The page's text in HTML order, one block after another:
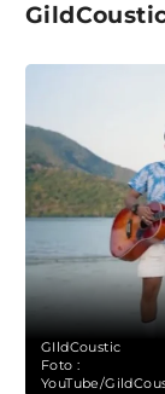
GIldCoustic
Foto :
YouTube/